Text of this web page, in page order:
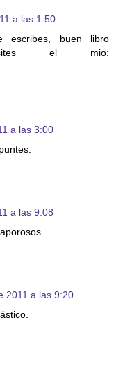
a las 1:50
buen libro
el mio:
a las 3:00
a las 9:08
2011 a las 9:20